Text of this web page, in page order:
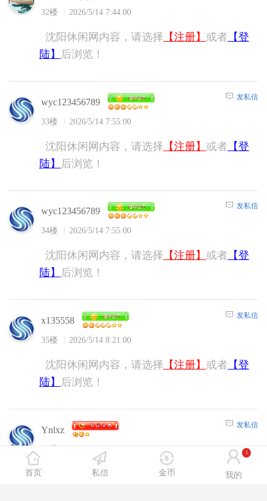
32楼 2026/5/14 7:44:00
沈阳休闲网内容，请选择 【注册】 或者 【登
陆】
后浏览！
wyc123456789
33楼 2026/5/14 7:55:00
发私信
沈阳休闲网内容，请选择 【注册】 或者 【登
陆】
后浏览！
wyc123456789
34楼 2026/5/14 7:55:00
发私信
沈阳休闲网内容，请选择 【注册】 或者 【登
陆】
后浏览！
x135558
35楼 2026/5/14 8:21:00
发私信
沈阳休闲网内容，请选择 【注册】 或者 【登
陆】
后浏览！
Ynlxz
36楼 2026/5/14 8:37:00
发私信
沈阳休闲网内容，请选择【注册】 或者【登
首页 私信 金币 我的
1